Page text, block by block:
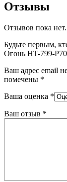
Отзывы
Отзывов пока нет.
Будьте первым,
Огонь HT-799-
Ваш адрес email
помечены *
Ваша оценка *
Ваш отзыв *